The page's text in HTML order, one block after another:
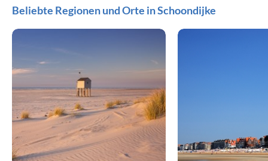
Beliebte Regionen und Orte in Schoondijke